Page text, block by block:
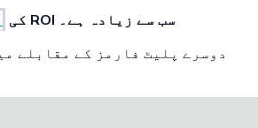
HubSpot کی
کے مطابق - انفلوئنسر مارکیٹنگ سب سے زیادہ مقبول اور مؤثر رجحان ہے، جس کا ROI سب سے زیادہ ہے۔